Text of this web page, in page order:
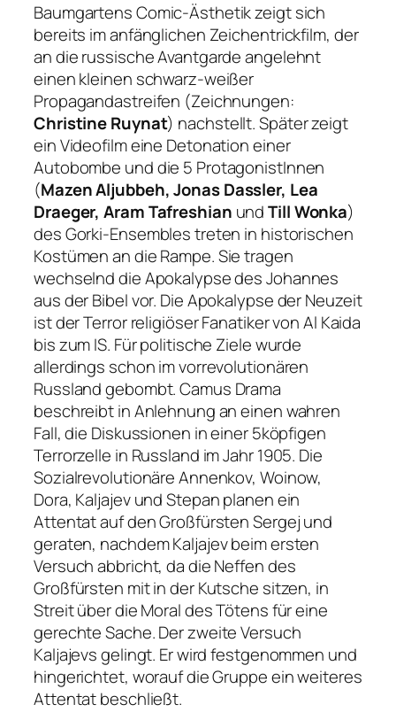
Baumgartens Comic-Ästhetik zeigt sich
bereits im anfänglichen Zeichentrickfilm, der
an die russische Avantgarde angelehnt
einen kleinen schwarz-weißer
Propagandastreifen (Zeichnungen:
Christine Ruynat) nachstellt. Später zeigt
ein Videofilm eine Detonation einer
Autobombe und die 5 ProtagonistInnen
(Mazen Aljubbeh, Jonas Dassler, Lea
Draeger, Aram Tafreshian undTill Wonka)
des Gorki-Ensembles treten in historischen
Kostümen an die Rampe. Sie tragen
wechselnd die Apokalypse des Johannes
aus der Bibel vor. Die Apokalypse der Neuzeit
ist der Terror religiöser Fanatiker von Al Kaida
bis zum IS. Für politische Ziele wurde
allerdings schon im vorrevolutionären
Russland gebombt. Camus Drama
beschreibt in Anlehnung an einen wahren
Fall, die Diskussionen in einer 5köpfigen
Terrorzelle in Russland im Jahr 1905. Die
Sozialrevolutionäre Annenkov, Woinow,
Dora, Kaljajev und Stepan planen ein
Attentat auf den Großfürsten Sergej und
geraten, nachdem Kaljajev beim ersten
Versuch abbricht, da die Neffen des
Großfürsten mit in der Kutsche sitzen, in
Streit über die Moral des Tötens für eine
gerechte Sache. Der zweite Versuch
Kaljajevs gelingt. Er wird festgenommen und
hingerichtet, worauf die Gruppe ein weiteres
Attentat beschließt.